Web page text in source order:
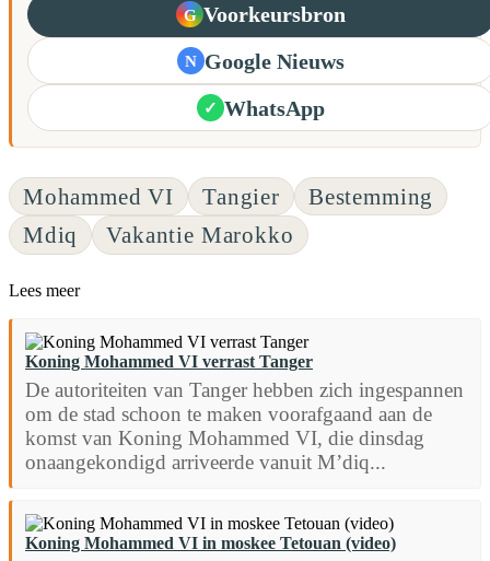
G Voorkeursbron
N Google Nieuws
✓ WhatsApp
Mohammed VI Tangier
Bestemming
Mdiq
Vakantie Marokko
Lees meer
Koning Mohammed VI verrast Tanger
De autoriteiten van Tanger hebben zich ingespannen
om de stad schoon te maken voorafgaand aan de
komst van Koning Mohammed VI, die dinsdag
onaangekondigd arriveerde vanuit M’diq...
Koning Mohammed VI in moskee Tetouan (video)